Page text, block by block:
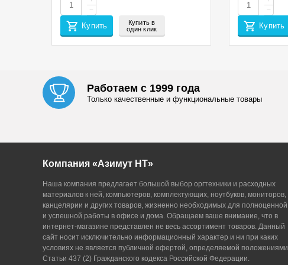
−
Купить
Купить в
один клик
−
Купить
Работаем с 1999 года
Только качественные и функциональные товары
Компания «Азимут НТ»
Наша компания предлагает большой выбор оргтехники и расходных
материалов к ней, компьютеров, комплектующих, ноутбуков, мониторов,
канцелярии и других товаров, жизненно необходимых для полноценной
и успешной работы в офисе и дома. Обращаем ваше внимание, что в
интернет-магазине представлен не весь ассортимент товаров. Данный
сайт носит исключительно информационный характер и ни при каких
условиях не является публичной офертой, определяемой положениями
Статьи 437 (2) Гражданского кодекса Российской Федерации.